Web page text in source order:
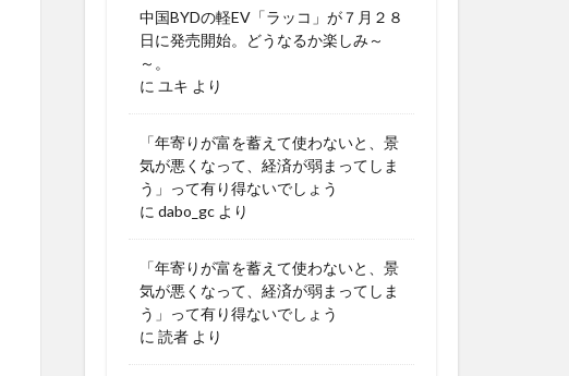
中国BYDの軽EV「ラッコ」が７月２８
日に発売開始。どうなるか楽しみ～
～。
に ユキ より
「年寄りが富を蓄えて使わないと、景
気が悪くなって、経済が弱まってしま
う」って有り得ないでしょう
に dabo_gc より
「年寄りが富を蓄えて使わないと、景
気が悪くなって、経済が弱まってしま
う」って有り得ないでしょう
に 読者 より